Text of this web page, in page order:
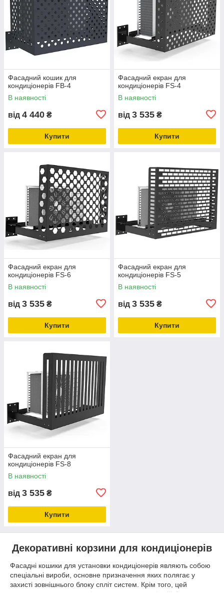
Фасадний кошик для
кондиціонерів FB-4
В наявності
від 4 440 ₴
Купити
Фасадний екран для
кондиціонерів FS-4
В наявності
від 3 535 ₴
Купити
Фасадний екран для
кондиціонерів FS-6
В наявності
від 3 535 ₴
Купити
Фасадний екран для
кондиціонерів FS-5
В наявності
від 3 535 ₴
Купити
Фасадний екран для
кондиціонерів FS-8
В наявності
від 3 535 ₴
Купити
Декоративні корзини для кондиціонерів
Фасадні кошики для установки кондиціонерів являють собою
спеціальні вироби, основне призначення яких полягає у
захисті зовнішнього блоку спліт систем. Крім того, цей